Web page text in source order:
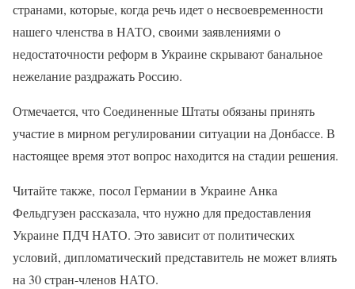
странами, которые, когда речь идет о несвоевременности
нашего членства в НАТО, своими заявлениями о
недостаточности реформ в Украине скрывают банальное
нежелание раздражать Россию.
Отмечается, что Соединенные Штаты обязаны принять
участие в мирном регулировании ситуации на Донбассе. В
настоящее время этот вопрос находится на стадии решения.
Читайте также, посол Германии в Украине Анка
Фельдгузен рассказала, что нужно для предоставления
Украине ПДЧ НАТО. Это зависит от политических
условий, дипломатический представитель не может влиять
на 30 стран-членов НАТО.